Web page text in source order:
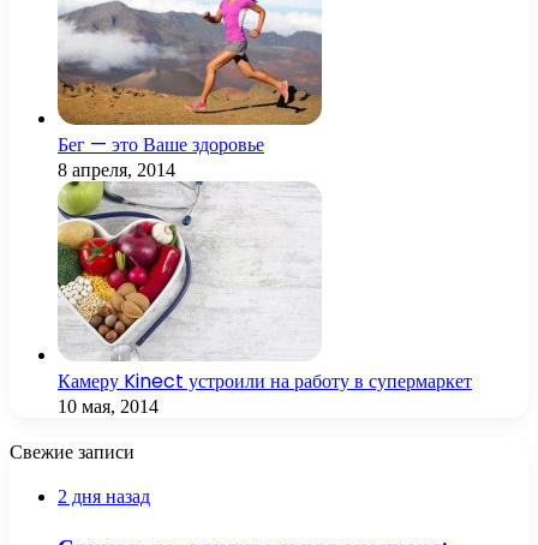
Бег — это Ваше здоровье
8 апреля, 2014
Камеру Kinect устроили на работу в супермаркет
10 мая, 2014
Свежие записи
2 дня назад